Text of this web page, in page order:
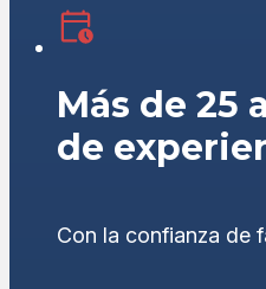
Más de 25
de
Con la confianza de